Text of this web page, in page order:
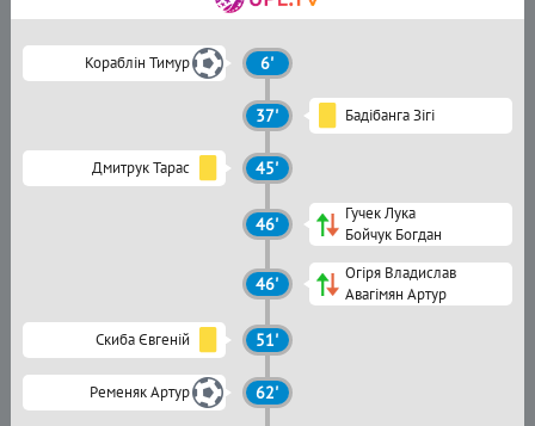
Кораблін Тимур 6'
37' Бадібанга Зігі
Дмитрук Тарас 45'
46'
Гучек Лука
Бойчук Богдан
46'
Огіря Владислав
Авагімян Артур
Скиба Євгеній 51'
Ременяк Артур 62'